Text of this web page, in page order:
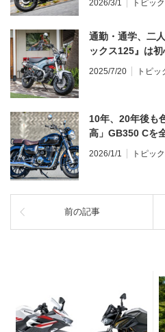
2026/3/1 トピッ
通勤・通学、二
ックス125』は
2025/7/20 トピッ
10年、20年後も
高」GB350 Cを
2026/1/1 トピッ
前の記事